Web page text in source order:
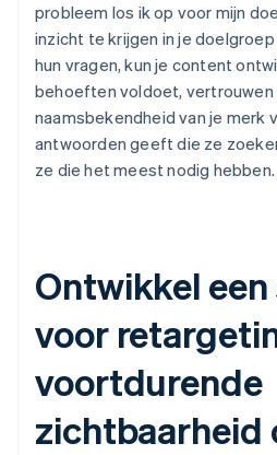
probleem los ik op voor mijn
inzicht te krijgen in je
hun vragen, kun je content
behoeften voldoet, vertrouwen
naamsbekendheid van je merk
antwoorden geeft die ze
ze die het meest nodig hebben.
Ontwikkel
voor
voortdurende
zichtbaarheid